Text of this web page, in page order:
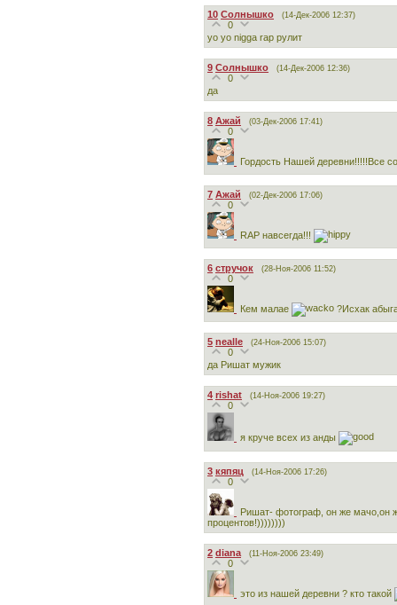
10 Солнышко (14-Дек-2006 12:37)
0
yo yo nigga rap рулит
9 Солнышко (14-Дек-2006 12:36)
0
да
8 Ажай (03-Дек-2006 17:41)
0
Гордость Нашей деревни!!!!!Все
7 Ажай (02-Дек-2006 17:06)
0
RAP навсегда!!!
6 стручок (28-Ноя-2006 11:52)
0
Кем малае ?Исхак
5 nealle (24-Ноя-2006 15:07)
0
да Ришат мужик
4 rishat (14-Ноя-2006 19:27)
0
я круче всех из анды
3 кяпяц (14-Ноя-2006 17:26)
0
Ришат- фотограф, он же мачо,он
процентов!))))))))
2 diana (11-Ноя-2006 23:49)
0
это из нашей деревни ? кто такой